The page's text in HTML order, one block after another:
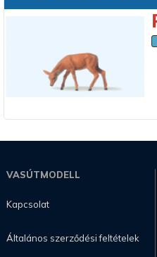
VASÚTMODELL
Kapcsolat
Általános szerződési feltételek